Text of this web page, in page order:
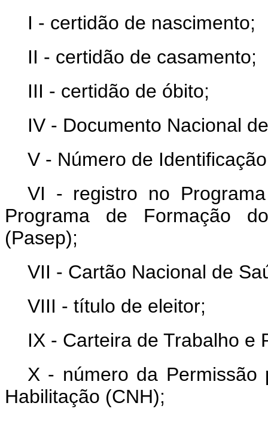
I - certidão de nascimento;
II - certidão de casamento;
III - certidão de óbito;
IV - Documento Nacional
V - Número de
VI - registro no
Programa de Formação
(Pasep);
VII - Cartão Nacional de
VIII - título de eleitor;
IX - Carteira de Trabalho e
X - número da Permissão
Habilitação (CNH);